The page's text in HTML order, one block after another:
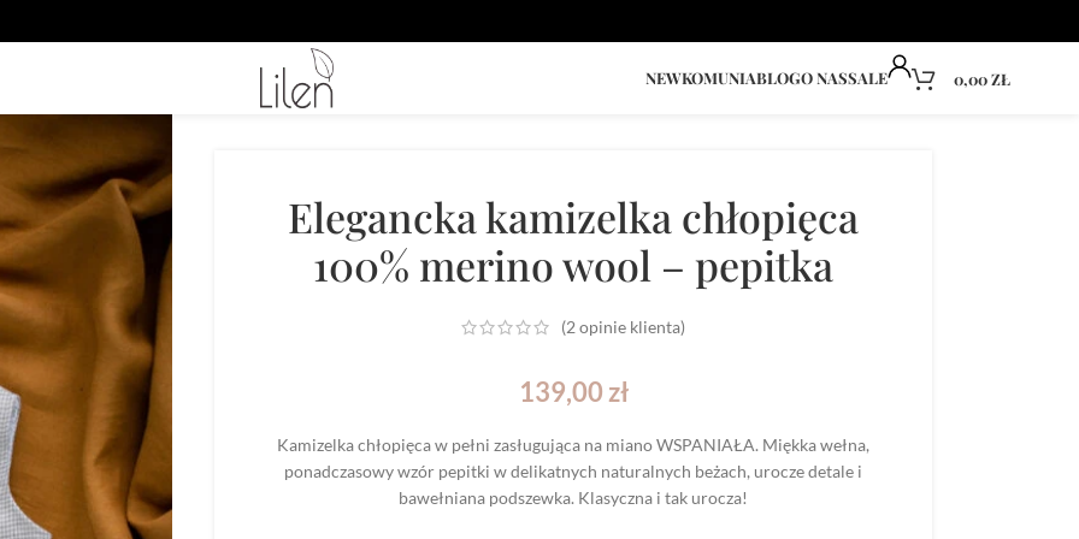
NEWKOMUNIABLOGO NASSALE 0,00ZŁ
Elegancka kamizelka chłopięca
100% merino wool – pepitka
(2opinie klienta)
139,00zł
Kamizelka chłopięca w pełni zasługująca na miano WSPANIAŁA. Miękka wełna,
ponadczasowy wzór pepitki w delikatnych naturalnych beżach, urocze detale i
bawełniana podszewka. Klasyczna i tak urocza!